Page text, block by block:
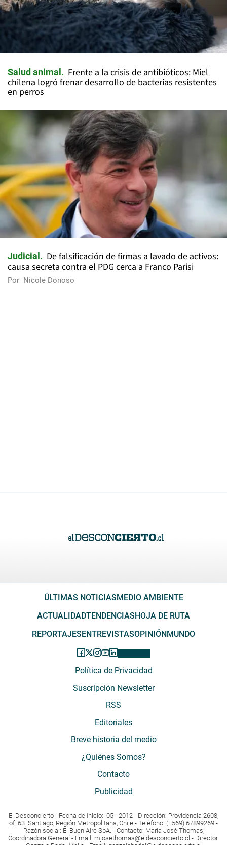
Salud animal
Frente a la crisis de antibióticos: Miel
chilena logró frenar desarrollo de bacterias resistentes
en perros
Judicial
De falsificación de firmas a lavado de activos:
causa secreta contra el PDG cerca a Franco Parisi
Por Nicole Donoso
ÚLTIMAS NOTICIAS MEDIO AMBIENTE
ACTUALIDADTENDENCIAS HOJA DE RUTA
REPORTAJES ENTREVISTASOPINIÓN MUNDO
Política de Privacidad
Suscripción Newsletter
RSS
Editoriales
Breve historia del medio
¿Quiénes Somos?
Contacto
Publicidad
El Desconcierto - Fecha de Inicio: 05 - 2012 - Dirección: Providencia 2608,
of. 63. Santiago, Región Metropolitana, Chile - Teléfono: (+569) 67899269 -
Razón social: El Buen Aire SpA. - Contacto: María José Thomas,
Coordinadora General - Email: mjosethomas@eldesconcierto.cl - Director: